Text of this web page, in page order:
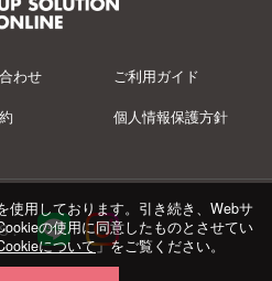
わせ ご利用ガイド
個人情報保護方針
：
使用しております。引き続き、Webサ
の使用に同意したものとさせてい
について」をご覧ください。